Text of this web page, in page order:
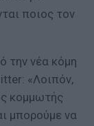
ποιος τον
την νέα κόμη
«Λοιπόν,
κομμωτής
μπορούμε να